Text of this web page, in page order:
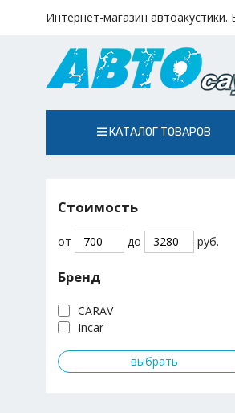
Интернет-магазин автоакустики.
КАТАЛОГ ТОВАРОВ
Стоимость
от до руб.
Бренд
CARAV
Incar